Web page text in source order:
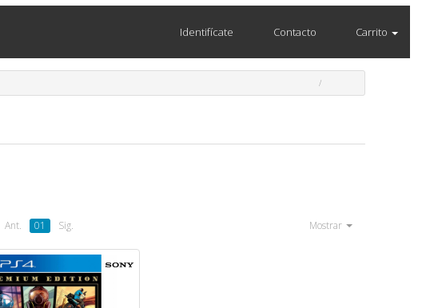
Identifícate Contacto Carrito
Ant. 01 Sig. Mostrar